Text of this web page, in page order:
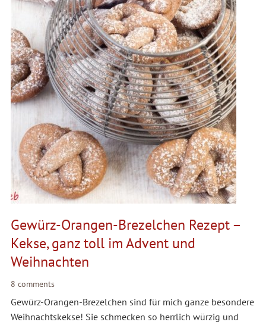
Gewürz-Orangen-Brezelchen Rezept –
Kekse, ganz toll im Advent und
Weihnachten
8 comments
Gewürz-Orangen-Brezelchen sind für mich ganze besondere
Weihnachtskekse! Sie schmecken so herrlich würzig und